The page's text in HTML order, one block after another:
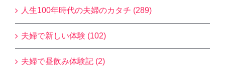
人生100年時代の夫婦のカタチ (289)
夫婦で新しい体験 (102)
夫婦で昼飲み体験記 (2)